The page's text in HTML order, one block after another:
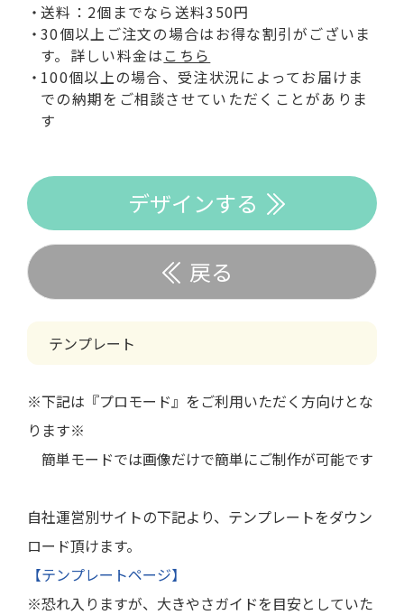
送料：2個までなら送料350円
30個以上ご注文の場合はお得な割引がございま
す。詳しい料金は こちら
100個以上の場合、受注状況によってお届けま
での納期をご相談させていただくことがありま
す
戻る
デザインする
テンプレート
※下記は『プロモード』をご利用いただく方向けとな
ります※
簡単モードでは画像だけで簡単にご制作が可能です
自社運営別サイトの下記より、テンプレートをダウン
ロード頂けます。
【テンプレートページ】
※恐れ入りますが、大きやさガイドを目安としていた